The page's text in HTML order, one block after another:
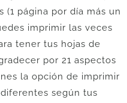
(1 página por día más un
imprimir las veces
tener tus hojas de
por 21 aspectos
la opción de imprimir
según tus